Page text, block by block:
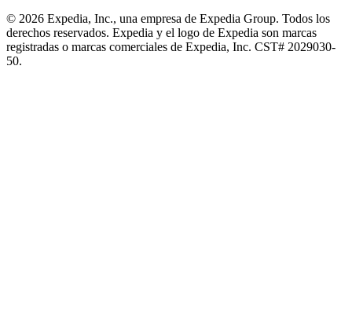
© 2026 Expedia, Inc., una empresa de Expedia Group. Todos los
derechos reservados. Expedia y el logo de Expedia son marcas
registradas o marcas comerciales de Expedia, Inc. CST# 2029030-
50.